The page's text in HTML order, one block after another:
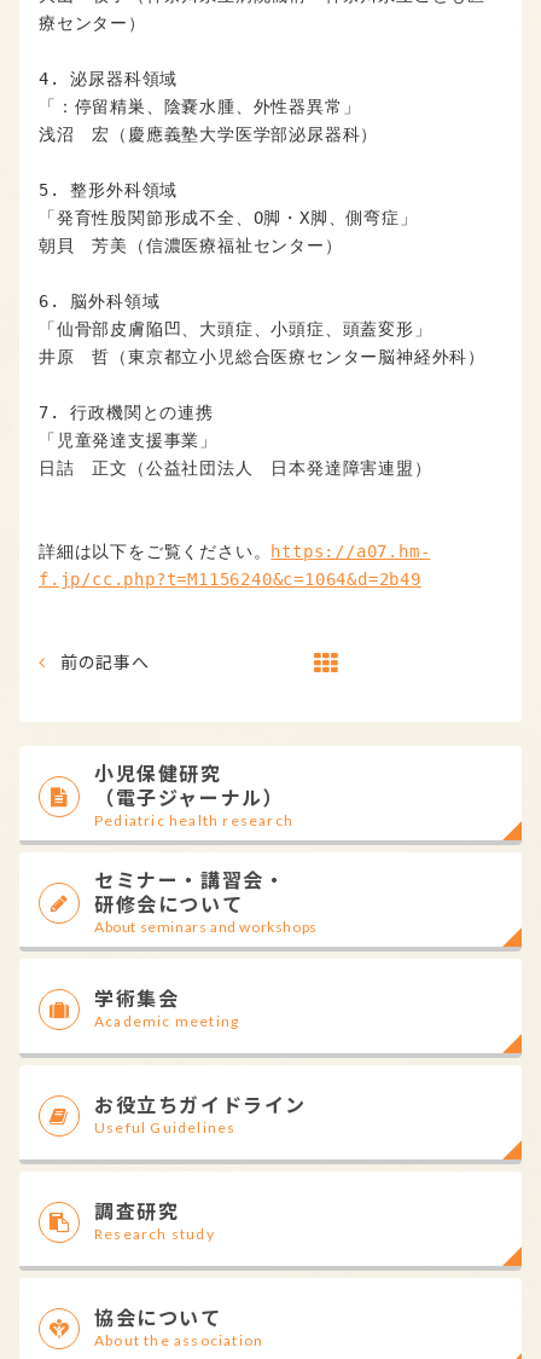
療センター）
4. 泌尿器科領域
「：停留精巣、陰嚢水腫、外性器異常」
浅沼　宏（慶應義塾大学医学部泌尿器科）
5. 整形外科領域
「発育性股関節形成不全、O脚・X脚、側弯症」
朝貝　芳美（信濃医療福祉センター）
6. 脳外科領域
「仙骨部皮膚陥凹、大頭症、小頭症、頭蓋変形」
井原　哲（東京都立小児総合医療センター脳神経外科）
7. 行政機関との連携
「児童発達支援事業」
日詰　正文（公益社団法人　日本発達障害連盟）
詳細は以下をご覧ください。 https://a07.hm-
f.jp/cc.php?t=M1156240&c=1064&d=2b49
前の記事へ
小児保健研究
（電子ジャーナル）
Pediatric health research
セミナー・講習会・
研修会について
About seminars and workshops
学術集会
Academic meeting
お役立ちガイドライン
Useful Guidelines
調査研究
Research study
協会について
About the association